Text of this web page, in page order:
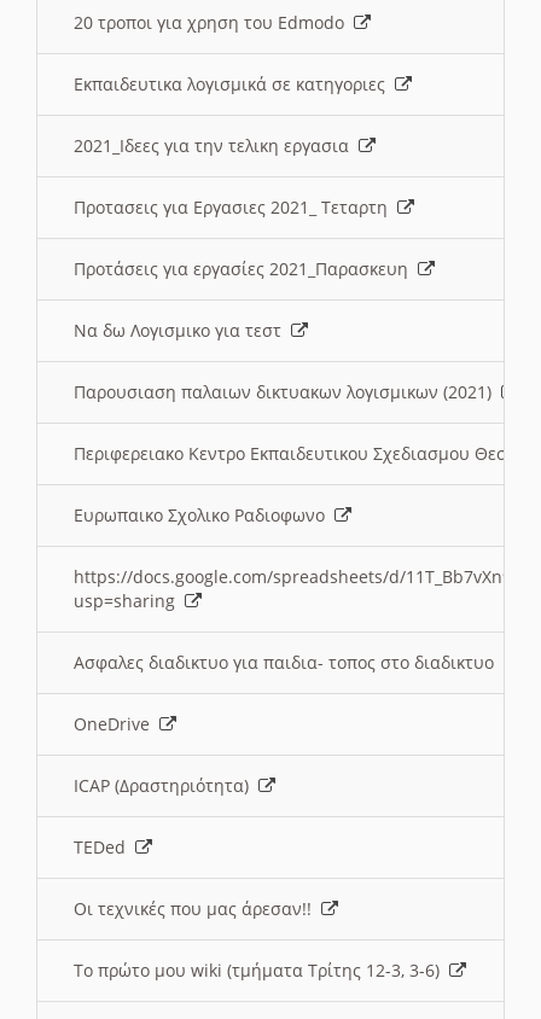
20 τροποι για χρηση του Edmodo
Εκπαιδευτικα λογισμικά σε κατηγοριες
2021_Ιδεες για την τελικη εργασια
Προτασεις για Εργασιες 2021_ Τεταρτη
Προτάσεις για εργασίες 2021_Παρασκευη
Να δω Λογισμικο για τεστ
Παρουσιαση παλαιων δικτυακων λογισμικων (2021)
Περιφερειακο Κεντρο Εκπαιδευτικου Σχεδιασμου
Ευρωπαικο Σχολικο Ραδιοφωνο
https://docs.google.com/spreadsheets/d/
usp=sharing
Ασφαλες διαδικτυο για παιδια- τοπος στο διαδικτυο
OneDrive
ICAP (Δραστηριότητα)
TEDed
Οι τεχνικές που μας άρεσαν!!
Το πρώτο μου wiki (τμήματα Τρίτης 12-3, 3-6)